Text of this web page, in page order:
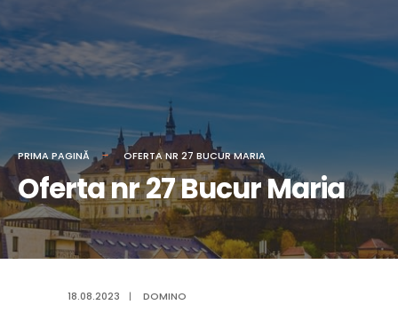
PRIMA PAGINĂ OFERTA NR 27 BUCUR MARIA
Oferta nr 27 Bucur Maria
18.08.2023 | DOMINO